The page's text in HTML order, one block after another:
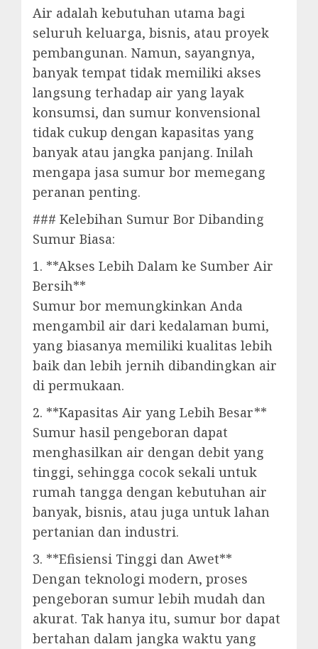
Air adalah kebutuhan utama bagi
seluruh keluarga, bisnis, atau proyek
pembangunan. Namun, sayangnya,
banyak tempat tidak memiliki akses
langsung terhadap air yang layak
konsumsi, dan sumur konvensional
tidak cukup dengan kapasitas yang
banyak atau jangka panjang. Inilah
mengapa jasa sumur bor memegang
peranan penting.
### Kelebihan Sumur Bor Dibanding
Sumur Biasa:
1. **Akses Lebih Dalam ke Sumber Air
Bersih**
Sumur bor memungkinkan Anda
mengambil air dari kedalaman bumi,
yang biasanya memiliki kualitas lebih
baik dan lebih jernih dibandingkan air
di permukaan.
2. **Kapasitas Air yang Lebih Besar**
Sumur hasil pengeboran dapat
menghasilkan air dengan debit yang
tinggi, sehingga cocok sekali untuk
rumah tangga dengan kebutuhan air
banyak, bisnis, atau juga untuk lahan
pertanian dan industri.
3. **Efisiensi Tinggi dan Awet**
Dengan teknologi modern, proses
pengeboran sumur lebih mudah dan
akurat. Tak hanya itu, sumur bor dapat
bertahan dalam jangka waktu yang